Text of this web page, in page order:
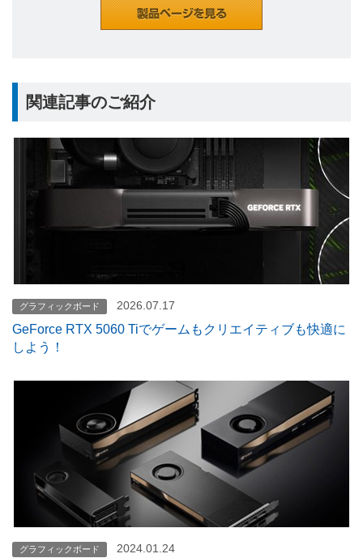
関連記事のご紹介
グラフィックボード 2026.07.17
GeForce RTX 5060 Tiでゲームもクリエイティブも快適に
しよう！
グラフィックボード 2024.01.24